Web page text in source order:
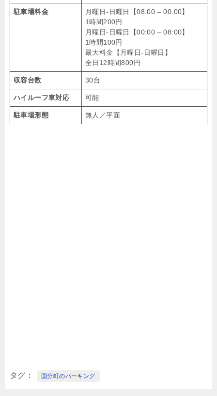
駐車場料金
月曜日-日曜日【08:00 – 00:00】
1時間200円
月曜日-日曜日【00:00 – 08:00】
1時間100円
最大料金【月曜日-日曜日】
全日12時間800円
収容台数 30台
ハイルーフ車対応 可能
駐車場形態 無人／平面
タグ 国分町のパーキング